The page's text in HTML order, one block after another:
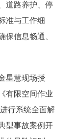
道路养护、停
准与工作细
保信息畅通、
星慧现场授
有限空间作业
行系统全面解
型事故案例开